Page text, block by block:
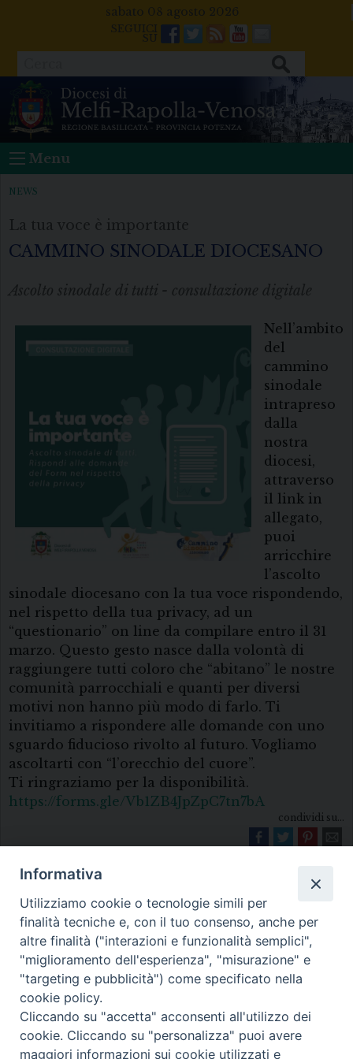
sabato 08 agosto 2026
Facebook
Twitter
FeedsYoutube
Mail
Menu
NEWS
La tua voce è importante
CAMMINO SINODALE DIOCESANO
Ascolto sinodale di tutti - consultazione digitale
Nell’ambito
del
cammino
sinodale
intrapreso
dalla
nostra
diocesi,
attraverso
il link in
allegato,
puoi
arricchire
l’ascolto
sinodale diocesano con la tua voce rispondendo,
nel rispetto della tua privacy, ad un
“questionario” on line da compilare entro il 31
marzo. Questo gesto nasce dalla volontà di
raggiungere tutti coloro che “abitano” le nostre
comunità parrocchiali e quanti per diversi
motivi non hanno più modo di farlo. Ti
invitiamo a rispondere alle domande con uno
sguardo fiducioso rivolto al futuro. Vogliamo
ascoltarti con “l’orecchio del cuore”.
Ti ringraziamo per la disponibilità.
https://forms.gle/Vb1ZB4JpZpC7tn7bA
condividi su...
Diocesi di Melfi Rapolla Venosa
• Largo Duomo, 12 - 85025 MELFI (PZ) •
Tel. 0972238604
PEC ufficiale della Diocesi:
Informativa
Utilizziamo cookie o tecnologie simili per
finalità tecniche e, con il tuo consenso, anche per
altre finalità ("interazioni e funzionalità semplici",
"miglioramento dell'esperienza", "misurazione" e
"targeting e pubblicità") come specificato nella
cookie policy.
Cliccando su "accetta" acconsenti all'utilizzo dei
cookie. Cliccando su "personalizza" puoi avere
maggiori informazioni sui cookie utilizzati e